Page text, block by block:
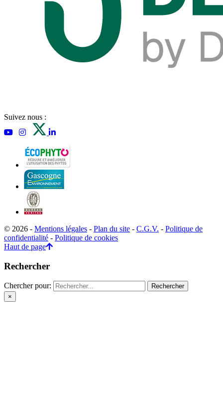
Suivez nous :
© 2026 - Mentions légales - Plan du site - C.G.V. - Politique de
confidentialité - Politique de cookies
Haut de page
Rechercher
Chercher pour:
×